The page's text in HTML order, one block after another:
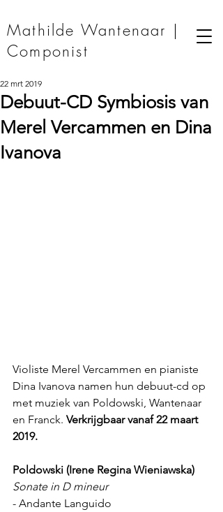
Mathilde Wantenaar |
Componist
Debuut-CD Symbiosis van
Merel Vercammen en Dina
Ivanova
22 mrt 2019
Violiste Merel Vercammen en pianiste
Dina Ivanova namen hun debuut-cd op
met muziek van Poldowski, Wantenaar
en Franck. Verkrijgbaar vanaf 22 maart
2019.
Poldowski (Irene Regina Wieniawska)
Sonate in D mineur
- Andante Languido